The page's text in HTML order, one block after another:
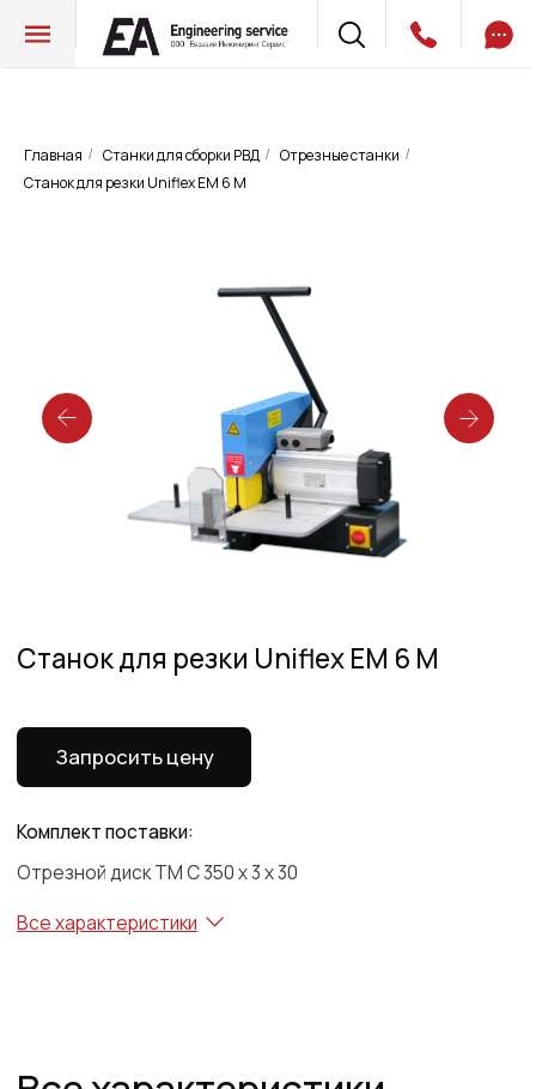
Главная / Станки для сборки РВД / Отрезные станки /
Станок для резки Uniflex EM 6 M
Станок для резки Uniflex EM 6 M
Все характеристики
Все характеристики